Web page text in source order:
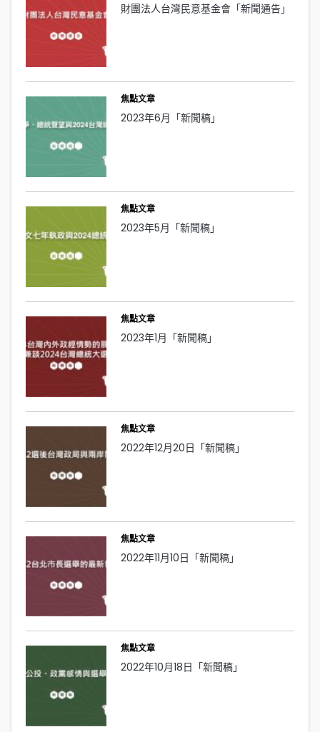
財團法人台灣民意基金會「新聞通告」
焦點文章
2023年6月「新聞稿」
焦點文章
2023年5月「新聞稿」
焦點文章
2023年1月「新聞稿」
焦點文章
2022年12月20日「新聞稿」
焦點文章
2022年11月10日「新聞稿」
焦點文章
2022年10月18日「新聞稿」